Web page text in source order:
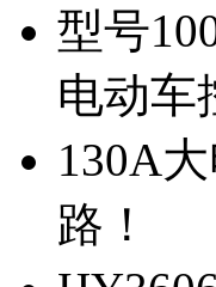
型号
电动车
130A
路！